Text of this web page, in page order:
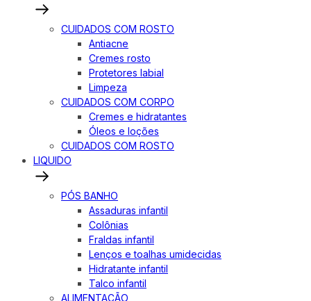
CUIDADOS COM ROSTO
Antiacne
Cremes rosto
Protetores labial
Limpeza
CUIDADOS COM CORPO
Cremes e hidratantes
Óleos e loções
CUIDADOS COM ROSTO
LIQUIDO
PÓS BANHO
Assaduras infantil
Colônias
Fraldas infantil
Lenços e toalhas umidecidas
Hidratante infantil
Talco infantil
ALIMENTAÇÃO